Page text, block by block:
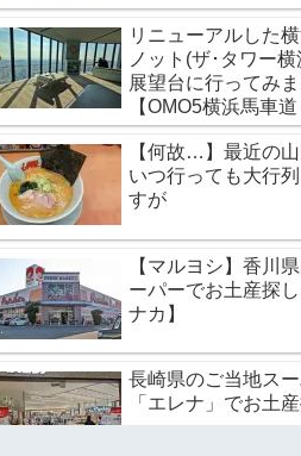
リニューアルした
ノット(ザ･タワー
展望台に行ってみ
【OMO5横浜馬車
野リゾート】
【何故…】最近の
いつ行っても大行
すが
【マルヨシ】香川
ーパーでお土産探
ナカ】
長崎県のご当地ス
「エレナ」でお土